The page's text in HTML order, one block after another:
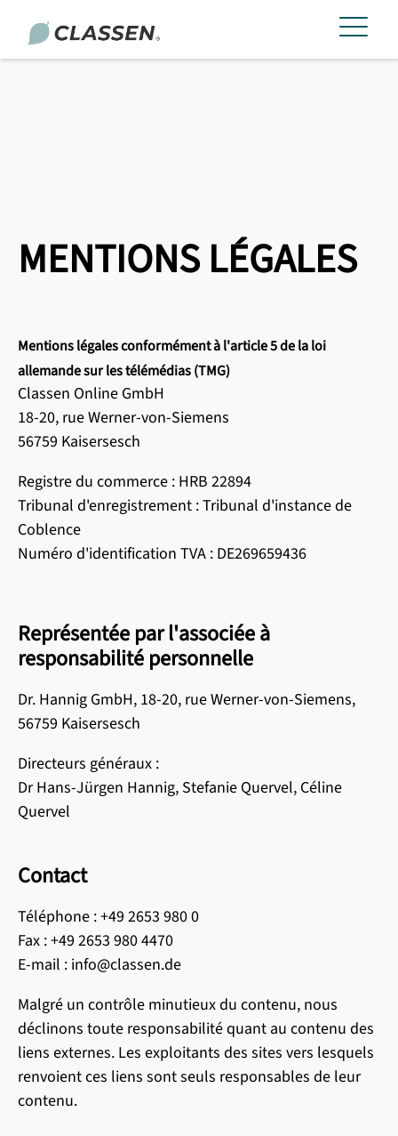
MENTIONS LÉGALES
Mentions légales conformément à l'article 5 de la loi
allemande sur les télémédias (TMG)
Classen Online GmbH
18-20, rue Werner-von-Siemens
56759 Kaisersesch
Registre du commerce : HRB 22894
Tribunal d'enregistrement : Tribunal d'instance de
Coblence
Numéro d'identification TVA : DE269659436
Représentée par l'associée à
responsabilité personnelle
Dr. Hannig GmbH, 18-20, rue Werner-von-Siemens,
56759 Kaisersesch
Directeurs généraux :
Dr Hans-Jürgen Hannig, Stefanie Quervel, Céline
Quervel
Contact
Téléphone : +49 2653 980 0
Fax : +49 2653 980 4470
E-mail : info@classen.de
Malgré un contrôle minutieux du contenu, nous
déclinons toute responsabilité quant au contenu des
liens externes. Les exploitants des sites vers lesquels
renvoient ces liens sont seuls responsables de leur
contenu.